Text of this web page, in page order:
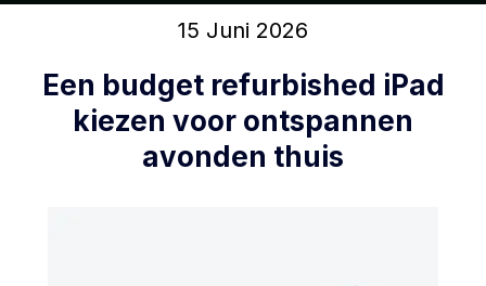
15 Juni 2026
Een budget refurbished iPad
kiezen voor ontspannen
avonden thuis